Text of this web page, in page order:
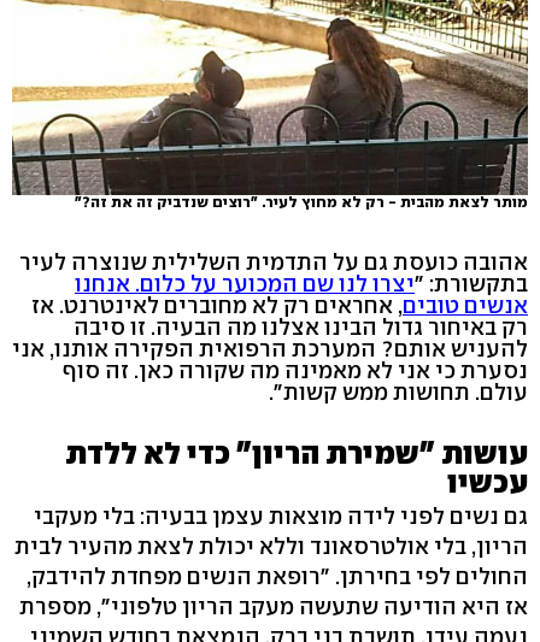
מותר לצאת מהבית - רק לא מחוץ לעיר. "רוצים שנדביק זה את זה?"
אהובה כועסת גם על התדמית השלילית שנוצרה לעיר
בתקשורת: "יצרו לנו שם המכוער על כלום. אנחנו
אנשים טובים, אחראים רק לא מחוברים לאינטרנט. אז
רק באיחור גדול הבינו אצלנו מה הבעיה. זו סיבה
להעניש אותם? המערכת הרפואית הפקירה אותנו, אני
נסערת כי אני לא מאמינה מה שקורה כאן. זה סוף
עולם. תחושות ממש קשות".
עושות "שמירת הריון" כדי לא ללדת
עכשיו
גם נשים לפני לידה מוצאות עצמן בבעיה: בלי מעקבי
הריון, בלי אולטרסאונד וללא יכולת לצאת מהעיר לבית
החולים לפי בחירתן. "רופאת הנשים מפחדת להידבק,
אז היא הודיעה שתעשה מעקב הריון טלפוני", מספרת